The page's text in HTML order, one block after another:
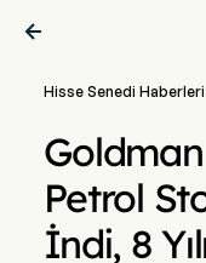

Hisse Senedi Haberleri
Petrol
İndi, 8